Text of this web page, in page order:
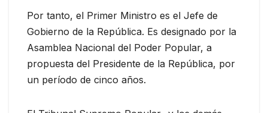
Por tanto, el Primer Ministro es el Jefe de
Gobierno de la República. Es designado por la
Asamblea Nacional del Poder Popular, a
propuesta del Presidente de la República, por
un período de cinco años.